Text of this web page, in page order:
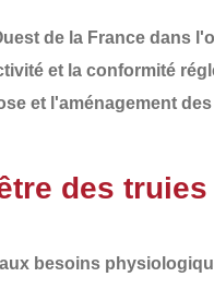
de la France dans
et la conformité
et l'aménagement
des
besoins